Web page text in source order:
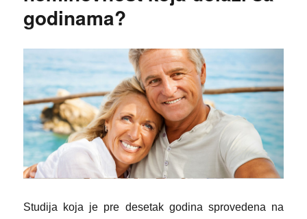
godinama?
Studija koja je pre desetak godina sprovedena na